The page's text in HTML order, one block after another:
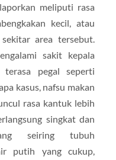
meliputi rasa
kecil, atau
area tersebut.
sakit kepala
pegal seperti
kasus, nafsu makan
rasa kantuk lebih
singkat dan
seiring tubuh
putih yang cukup,